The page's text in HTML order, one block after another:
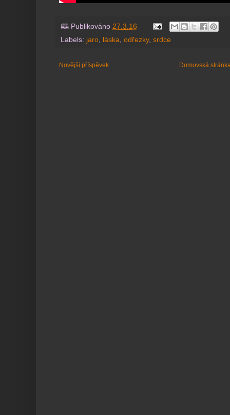
🕮 Publikováno 27.3.16
Labels: jaro, láska, odřezky, srdce
Novější příspěvek Domovská